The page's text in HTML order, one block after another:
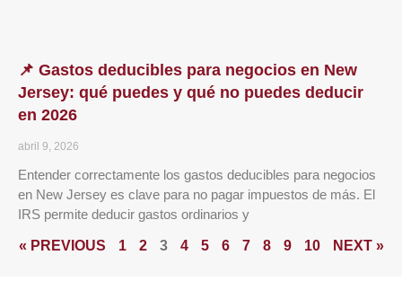
📌 Gastos deducibles para negocios en New
Jersey: qué puedes y qué no puedes deducir
en 2026
abril 9, 2026
Entender correctamente los gastos deducibles para negocios
en New Jersey es clave para no pagar impuestos de más. El
IRS permite deducir gastos ordinarios y
« PREVIOUS 1 2 3 4 5 6 7 8 9 10 NEXT »